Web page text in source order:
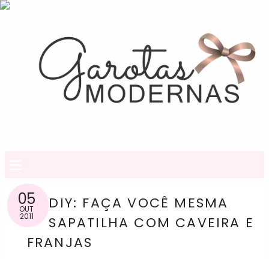
05
OUT
2011
DIY: FAÇA VOCÊ MESMA
SAPATILHA COM CAVEIRA E
FRANJAS